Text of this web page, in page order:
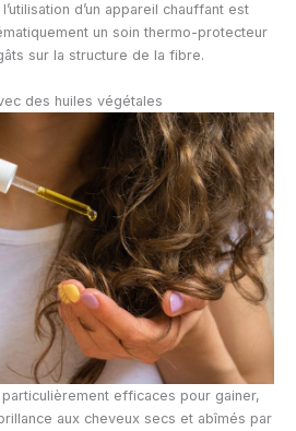
d’un appareil chauffant est
un soin thermo-protecteur
sur la structure de la fibre.
des huiles végétales
particulièrement efficaces pour gainer,
aux cheveux secs et abîmés par